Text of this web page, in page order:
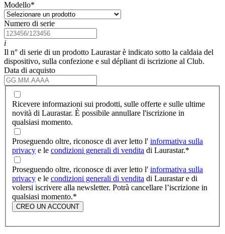
Modello*
Numero di serie
i
Il n° di serie di un prodotto Laurastar è indicato sotto la caldaia del
dispositivo, sulla confezione e sul dépliant di iscrizione al Club.
Data di acquisto
Ricevere informazioni sui prodotti, sulle offerte e sulle ultime
novità di Laurastar. È possibile annullare l'iscrizione in
qualsiasi momento.
Proseguendo oltre, riconosce di aver letto l' informativa sulla
privacy e le condizioni generali di vendita di Laurastar.*
Proseguendo oltre, riconosce di aver letto l' informativa sulla
privacy e le condizioni generali di vendita di Laurastar e di
volersi iscrivere alla newsletter. Potrà cancellare l’iscrizione in
qualsiasi momento.*
CREO UN ACCOUNT